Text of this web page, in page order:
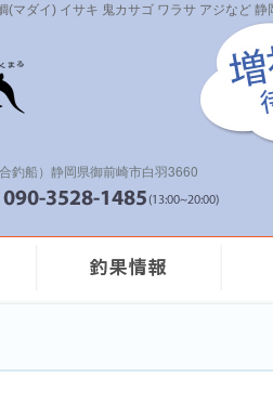
(マダイ) イサキ 鬼カサゴ ワラサ アジなど
合釣船）静岡県御前崎市白羽3660